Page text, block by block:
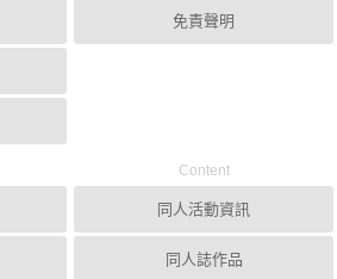
免責聲明
Content
同人活動資訊
同人誌作品